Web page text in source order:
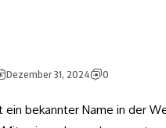
Dezember 31, 2024 0
ein bekannter Name in der